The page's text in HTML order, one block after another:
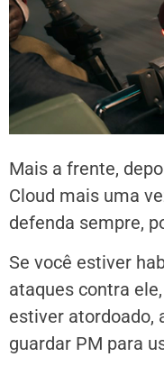
Mais a frente,
Cloud mais uma
defenda sempre,
Se você estiver
ataques contra
estiver atordoado,
guardar PM para